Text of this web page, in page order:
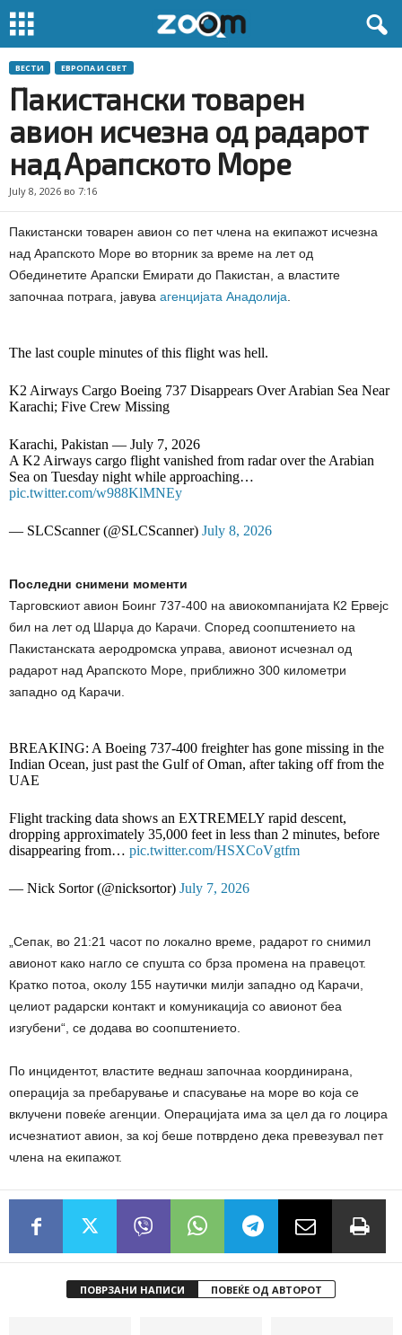
ВЕСТИ ЕВРОПА И СВЕТ
Пакистански товарен
авион исчезна од радарот
над Арапското Море
July 8, 2026 во 7:16
Пакистански товарен авион со пет члена на екипажот исчезна
над Арапското Море во вторник за време на лет од
Обединетите Арапски Емирати до Пакистан, а властите
започнаа потрага, јавува агенцијата Анадолија
The last couple minutes of this flight was hell.
K2 Airways Cargo Boeing 737 Disappears Over Arabian Sea Near
Karachi; Five Crew Missing
Karachi, Pakistan — July 7, 2026
A K2 Airways cargo flight vanished from radar over the Arabian
Sea on Tuesday night while approaching…
pic.twitter.com/w988KlMNEy
— SLCScanner (@SLCScanner) July 8, 2026
Последни снимени моменти
Тарговскиот авион Боинг 737-400 на авиокомпанијата К2 Ервејс
бил на лет од Шарџа до Карачи. Според соопштението на
Пакистанската аеродромска управа, авионот исчезнал од
радарот над Арапското Море, приближно 300 километри
западно од Карачи.
BREAKING: A Boeing 737-400 freighter has gone missing in the
Indian Ocean, just past the Gulf of Oman, after taking off from the
UAE
Flight tracking data shows an EXTREMELY rapid descent,
dropping approximately 35,000 feet in less than 2 minutes, before
disappearing from… pic.twitter.com/HSXCoVgtfm
— Nick Sortor (@nicksortor) July 7, 2026
„Сепак, во 21:21 часот по локално време, радарот го снимил
авионот како нагло се спушта со брза промена на правецот.
Кратко потоа, околу 155 наутички милји западно од Карачи,
целиот радарски контакт и комуникација со авионот беа
изгубени“, се додава во соопштението.
По инцидентот, властите веднаш започнаа координирана,
операција за пребарување и спасување на море во која се
вклучени повеќе агенции. Операцијата има за цел да го лоцира
исчезнатиот авион, за кој беше потврдено дека превезувал пет
члена на екипажот.
ПОВРЗАНИ НАПИСИ ПОВЕЌЕ ОД АВТОРОТ